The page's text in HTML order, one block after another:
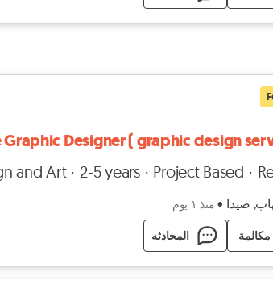
Graphic Designer ( graphic design
and Art 2-5 years Project Based
صيدا • منذ ١ يوم
مكالمة المحادثه